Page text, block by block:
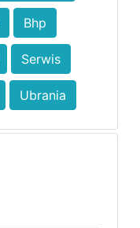
Bhp
Serwis
Ubrania